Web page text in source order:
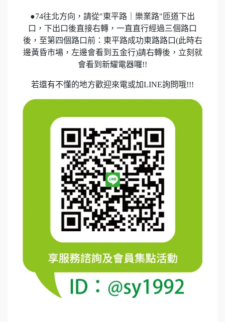
●74往北方向，請從"東平路｜樂業路"匝道下出
口，下出口後直接右轉，一直直行經過三個路口
後，至第四個路口前：東平路成功東路路口(此時右
邊黃昏市場，左邊會看到五金行)請右轉後，立刻就
會看到新耀電器囉!!
若還有不懂的地方歡迎來電或加LINE詢問哦!!!